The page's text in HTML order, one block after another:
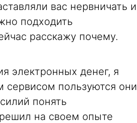
вас нервничать и
подходить
расскажу почему.
электронных денег, я
сервисом пользуются они
понять
на своем опыте